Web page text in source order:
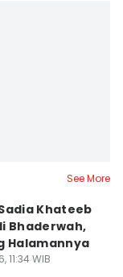
See More
Khateeb
Bhaderwah,
Halamannya
11:34 WIB